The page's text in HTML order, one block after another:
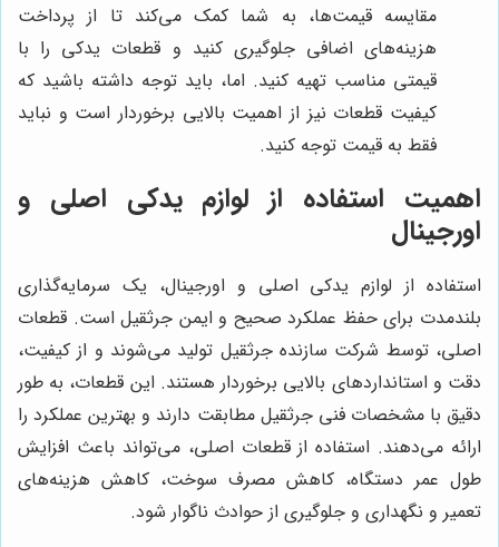
مقایسه قیمت‌ها، به شما کمک می‌کند تا از پرداخت
هزینه‌های اضافی جلوگیری کنید و قطعات یدکی را با
قیمتی مناسب تهیه کنید. اما، باید توجه داشته باشید که
کیفیت قطعات نیز از اهمیت بالایی برخوردار است و نباید
فقط به قیمت توجه کنید.
اهمیت استفاده از لوازم یدکی اصلی و
اورجینال
استفاده از لوازم یدکی اصلی و اورجینال، یک سرمایه‌گذاری
بلندمدت برای حفظ عملکرد صحیح و ایمن جرثقیل است. قطعات
اصلی، توسط شرکت سازنده جرثقیل تولید می‌شوند و از کیفیت،
دقت و استانداردهای بالایی برخوردار هستند. این قطعات، به طور
دقیق با مشخصات فنی جرثقیل مطابقت دارند و بهترین عملکرد را
ارائه می‌دهند. استفاده از قطعات اصلی، می‌تواند باعث افزایش
طول عمر دستگاه، کاهش مصرف سوخت، کاهش هزینه‌های
تعمیر و نگهداری و جلوگیری از حوادث ناگوار شود.